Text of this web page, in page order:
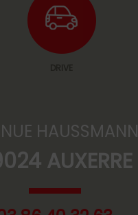
HAUSSMANN
AUXERRE